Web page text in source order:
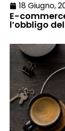
18 Giugno,
E-
l’obbligo